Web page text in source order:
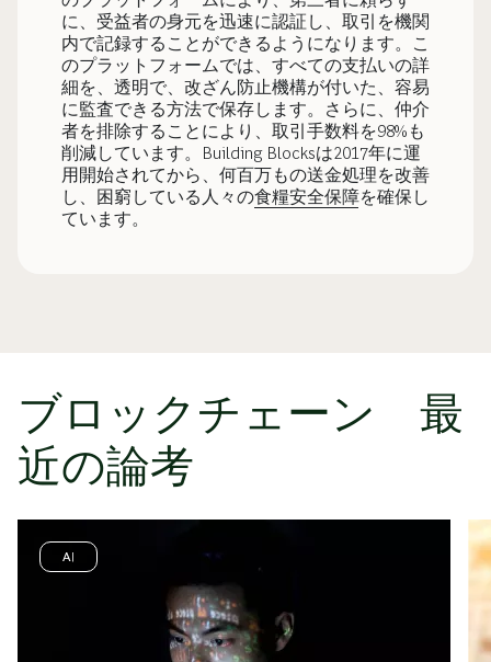
に、受益者の身元を迅速に認証し、取引を機関
内で記録することができるようになります。こ
のプラットフォームでは、すべての支払いの詳
細を、透明で、改ざん防止機構が付いた、容易
に監査できる方法で保存します。さらに、仲介
者を排除することにより、取引手数料を98%も
削減しています。Building Blocksは2017年に運
用開始されてから、何百万もの送金処理を改善
し、困窮している人々の食糧安全保障を確保し
ています。
ブロックチェーン 最
近の論考
AI